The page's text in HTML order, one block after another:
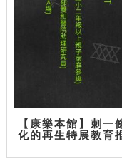
【康樂本館】刺
化的再生特展教育